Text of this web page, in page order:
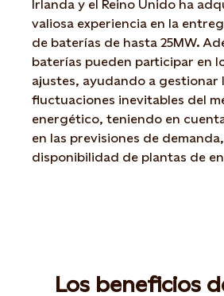
Irlanda y el Reino Unido ha
valiosa experiencia en la
de baterías de hasta 25MW.
baterías pueden participar en
ajustes, ayudando a gestionar
fluctuaciones inevitables del
energético, teniendo en
en las previsiones de
disponibilidad de plantas de
Los beneficios